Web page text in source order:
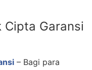
Cipta Garansi
– Bagi para